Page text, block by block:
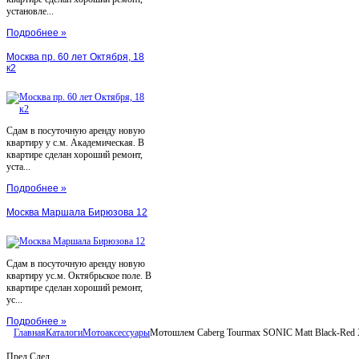
установле...
Подробнее »
Москва пр. 60 лет Октября, 18
к2
Сдам в посуточную аренду новую
квартиру у с.м. Академическая. В
квартире сделан хороший ремонт,
уста...
Подробнее »
Москва Маршала Бирюзова 12
Сдам в посуточную аренду новую
квартиру ус.м. Октябрьское поле. В
квартире сделан хороший ремонт,
ус...
Подробнее »
ГлавнаяКаталогиМотоаксессуарыМотошлем Caberg Tourmax SONIC Matt Black-Red